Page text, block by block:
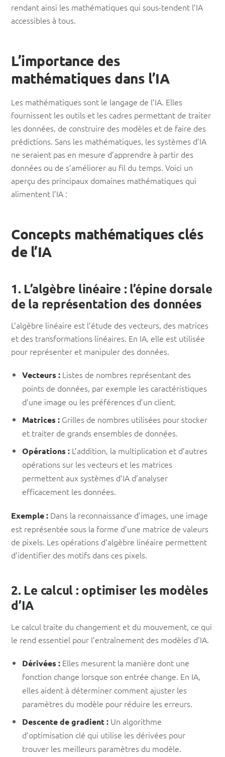
rendant ainsi les mathématiques qui sous-tendent l’IA
accessibles à tous.
L’importance des
mathématiques dans l’IA
Les mathématiques sont le langage de l’IA. Elles
fournissent les outils et les cadres permettant de traiter
les données, de construire des modèles et de faire des
prédictions. Sans les mathématiques, les systèmes d’IA
ne seraient pas en mesure d’apprendre à partir des
données ou de s’améliorer au fil du temps. Voici un
aperçu des principaux domaines mathématiques qui
alimentent l’IA :
Concepts mathématiques clés
de l’IA
1. L’algèbre linéaire : l’épine dorsale
de la représentation des données
L’algèbre linéaire est l’étude des vecteurs, des matrices
et des transformations linéaires. En IA, elle est utilisée
pour représenter et manipuler des données.
Vecteurs : Listes de nombres représentant des
points de données, par exemple les caractéristiques
d’une image ou les préférences d’un client.
Matrices : Grilles de nombres utilisées pour stocker
et traiter de grands ensembles de données.
Opérations : L’addition, la multiplication et d’autres
opérations sur les vecteurs et les matrices
permettent aux systèmes d’IA d’analyser
efficacement les données.
Exemple : Dans la reconnaissance d’images, une image
est représentée sous la forme d’une matrice de valeurs
de pixels. Les opérations d’algèbre linéaire permettent
d’identifier des motifs dans ces pixels.
2. Le calcul : optimiser les modèles
d’IA
Le calcul traite du changement et du mouvement, ce qui
le rend essentiel pour l’entraînement des modèles d’IA.
Dérivées : Elles mesurent la manière dont une
fonction change lorsque son entrée change. En IA,
elles aident à déterminer comment ajuster les
paramètres du modèle pour réduire les erreurs.
Descente de gradient : Un algorithme
d’optimisation clé qui utilise les dérivées pour
trouver les meilleurs paramètres du modèle.